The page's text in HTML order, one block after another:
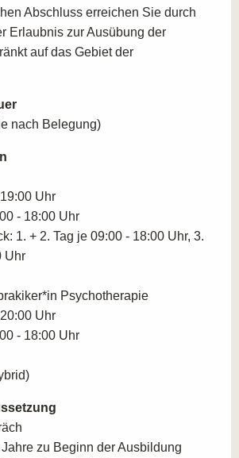
Abschluss erreichen Sie durch
Erlaubnis zur Ausübung der
auf das Gebiet der
nach Belegung)
Uhr
- 18:00 Uhr
1. + 2. Tag je 09:00 - 18:00 Uhr, 3.
Uhr
Psychotherapie
Uhr
- 18:00 Uhr
zu Beginn der Ausbildung